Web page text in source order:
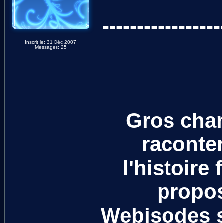
Inscrit le: 31 Déc 2007
Messages: 25
Gros
l'histoire
Webisodes